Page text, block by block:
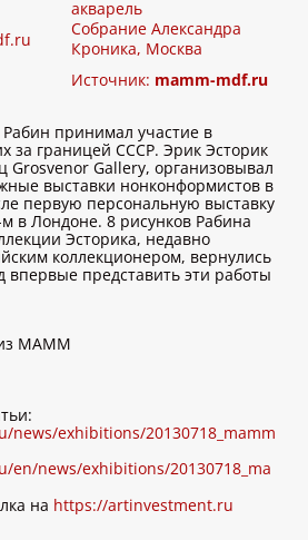
акварель
Собрание Александра
Кроника, Москва
Источник: mamm-mdf.ru
принимал участие в
за границей СССР. Эрик Эсторик
Grosvenor Gallery, организовывал
выставки нонконформистов в
первую персональную выставку
в Лондоне. 8 рисунков Рабина
Эсторика, недавно
коллекционером, вернулись
представить эти работы
МАММ
exhibitions/20130718_mamm
news/exhibitions/20130718_ma
на https://artinvestment.ru